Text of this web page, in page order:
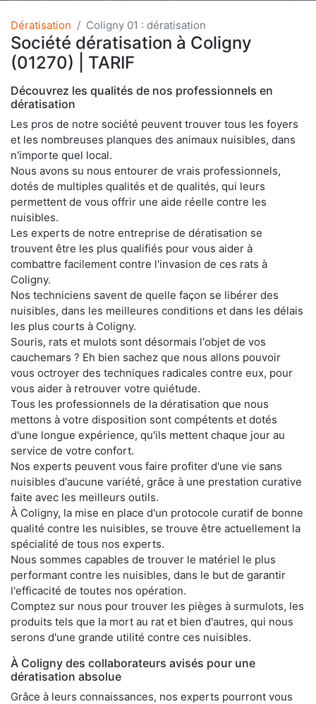
Dératisation Coligny 01 : dératisation
Société dératisation à Coligny
(01270) | TARIF
Découvrez les qualités de nos professionnels en
dératisation
Les pros de notre société peuvent trouver tous les foyers
et les nombreuses planques des animaux nuisibles, dans
n'importe quel local.
Nous avons su nous entourer de vrais professionnels,
dotés de multiples qualités et de qualités, qui leurs
permettent de vous offrir une aide réelle contre les
nuisibles.
Les experts de notre entreprise de dératisation se
trouvent être les plus qualifiés pour vous aider à
combattre facilement contre l'invasion de ces rats à
Coligny.
Nos techniciens savent de quelle façon se libérer des
nuisibles, dans les meilleures conditions et dans les délais
les plus courts à Coligny.
Souris, rats et mulots sont désormais l'objet de vos
cauchemars ? Eh bien sachez que nous allons pouvoir
vous octroyer des techniques radicales contre eux, pour
vous aider à retrouver votre quiétude.
Tous les professionnels de la dératisation que nous
mettons à votre disposition sont compétents et dotés
d'une longue expérience, qu'ils mettent chaque jour au
service de votre confort.
Nos experts peuvent vous faire profiter d'une vie sans
nuisibles d'aucune variété, grâce à une prestation curative
faite avec les meilleurs outils.
À Coligny, la mise en place d'un protocole curatif de bonne
qualité contre les nuisibles, se trouve être actuellement la
spécialité de tous nos experts.
Nous sommes capables de trouver le matériel le plus
performant contre les nuisibles, dans le but de garantir
l'efficacité de toutes nos opération.
Comptez sur nous pour trouver les pièges à surmulots, les
produits tels que la mort au rat et bien d'autres, qui nous
serons d'une grande utilité contre ces nuisibles.
À Coligny des collaborateurs avisés pour une
dératisation absolue
Grâce à leurs connaissances, nos experts pourront vous